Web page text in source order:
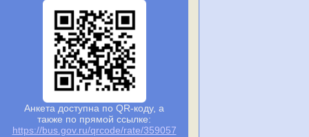
Анкета доступна по QR-коду, а
также по прямой ссылке:
https://bus.gov.ru/qrcode/rate/359057